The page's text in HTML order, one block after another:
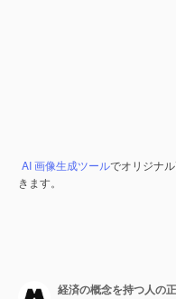
AI 画像生成ツールでオリジナル
きます。
経済の概念を持つ人の